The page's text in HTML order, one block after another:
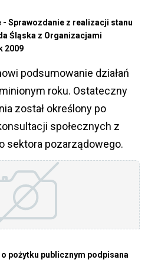
- Sprawozdanie z realizacji stanu
Śląska z Organizacjami
2009
podsumowanie działań
roku. Ostateczny
został określony po
społecznych z
sektora pozarządowego.
pożytku publicznym podpisana